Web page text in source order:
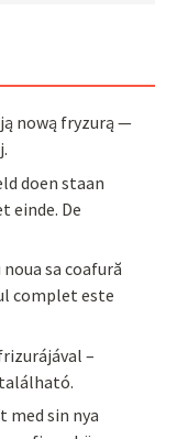
nową fryzurą —
doen staan
einde. De
sa coafură
complet este
–
med sin nya